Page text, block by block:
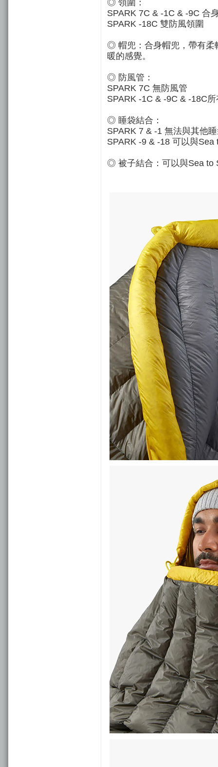
◎ 領圍：
SPARK 7C & -1C & -9C 合
SPARK -18C 雙防風領圍
◎ 帽兜：合身帽兜，帶有柔
暖的感覺。
◎ 防風管：
SPARK 7C 無防風管
SPARK -1C & -9C & -18C
◎ 睡袋結合：
SPARK 7 & -1 無法與其他
SPARK -9 & -18 可以與
◎ 被子結合：可以與Sea to